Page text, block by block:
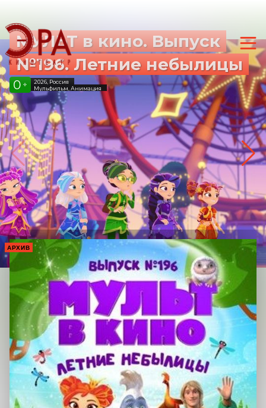
МУЛЬТ в кино. Выпуск
№196. Летние небылицы
0 +
2026, Россия
Мульфильм, Анимация
АРХИВ